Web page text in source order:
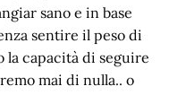
sano e in base
sentire il peso di
capacità di seguire
mai di nulla.. o